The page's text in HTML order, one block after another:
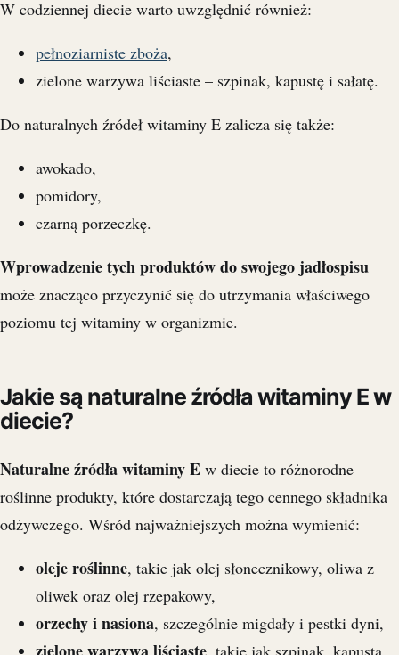
W codziennej diecie warto uwzględnić również:
pełnoziarniste zboża,
zielone warzywa liściaste – szpinak, kapustę i sałatę.
Do naturalnych źródeł witaminy E zalicza się także:
awokado,
pomidory,
czarną porzeczkę.
Wprowadzenie tych produktów do swojego jadłospisu
może znacząco przyczynić się do utrzymania właściwego
poziomu tej witaminy w organizmie.
Jakie są naturalne źródła witaminy E w
diecie?
Naturalne źródła witaminy E w diecie to różnorodne
roślinne produkty, które dostarczają tego cennego składnika
odżywczego. Wśród najważniejszych można wymienić:
oleje roślinne, takie jak olej słonecznikowy, oliwa z
oliwek oraz olej rzepakowy,
orzechy i nasiona, szczególnie migdały i pestki dyni,
, takie jak szpinak, kapusta